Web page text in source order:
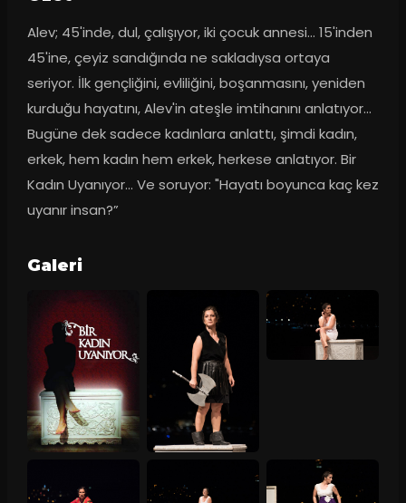
Alev; 45'inde, dul, çalışıyor, iki çocuk annesi... 15'inden
45'ine, çeyiz sandığında ne sakladıysa ortaya
seriyor. İlk gençliğini, evliliğini, boşanmasını, yeniden
kurduğu hayatını, Alev'in ateşle imtihanını anlatıyor...
Bugüne dek sadece kadınlara anlattı, şimdi kadın,
erkek, hem kadın hem erkek, herkese anlatıyor. Bir
Kadın Uyanıyor... Ve soruyor: "Hayatı boyunca kaç kez
uyanır insan?”
Galeri